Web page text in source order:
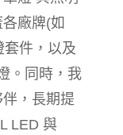
廠牌(如
套件，以及
。同時，我
，長期提
LED 與